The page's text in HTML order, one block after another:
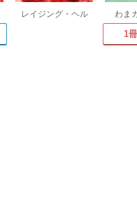
レイジング・ヘル わま
1